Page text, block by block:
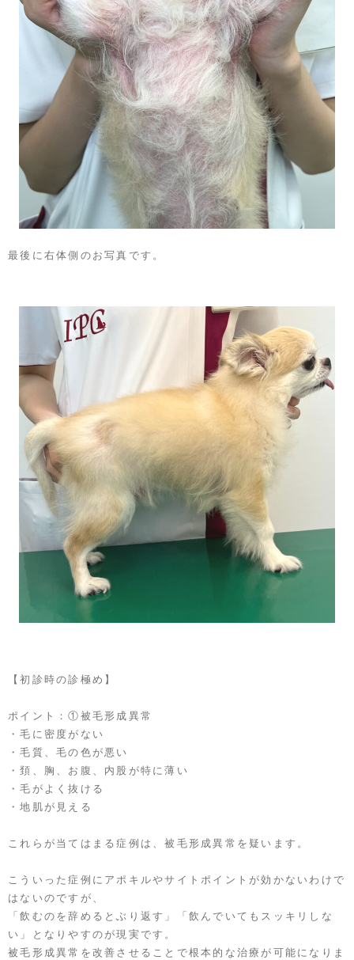
最後に右体側のお写真です。
【初診時の診極め】
ポイント：①被毛形成異常
・毛に密度がない
・毛質、毛の色が悪い
・頚、胸、お腹、内股が特に薄い
・毛がよく抜ける
・地肌が見える
これらが当てはまる症例は、被毛形成異常を疑います。
こういった症例にアポキルやサイトポイントが効かないわけで
はないのですが、
「飲むのを辞めるとぶり返す」「飲んでいてもスッキリしな
い」となりやすのが現実です。
被毛形成異常を改善させることで根本的な治療が可能になりま